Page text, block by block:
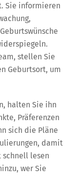
Sie informieren
stellen Sie
Geburtsort, um
halten Sie ihn
Präferenzen
sich die Pläne
damit
schnell lesen
wer Sie